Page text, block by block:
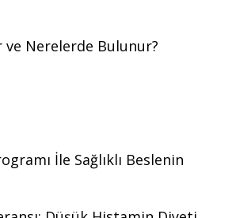
Nerelerde Bulunur?
İle Sağlıklı Beslenin